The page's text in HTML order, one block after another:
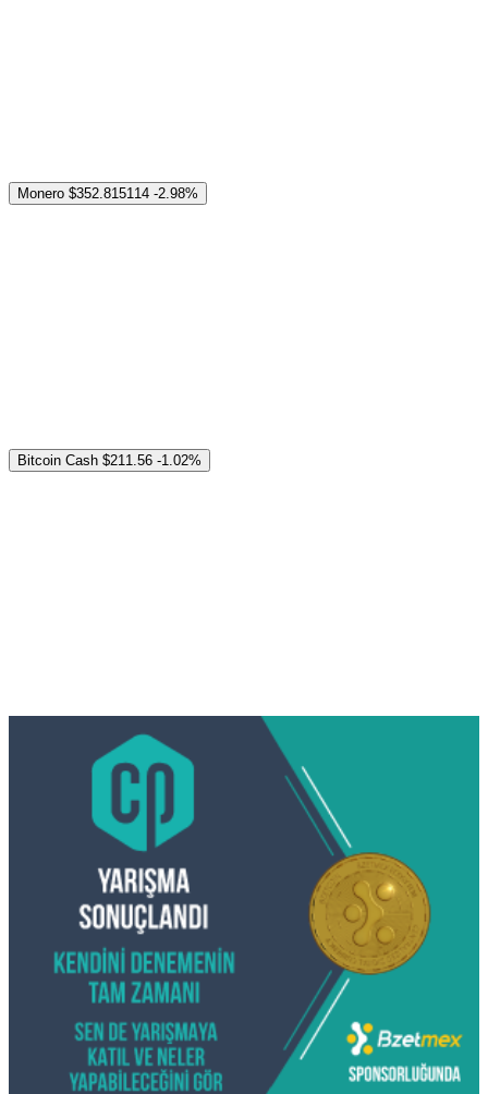
Monero $352.815114 -2.98%
Bitcoin Cash $211.56 -1.02%